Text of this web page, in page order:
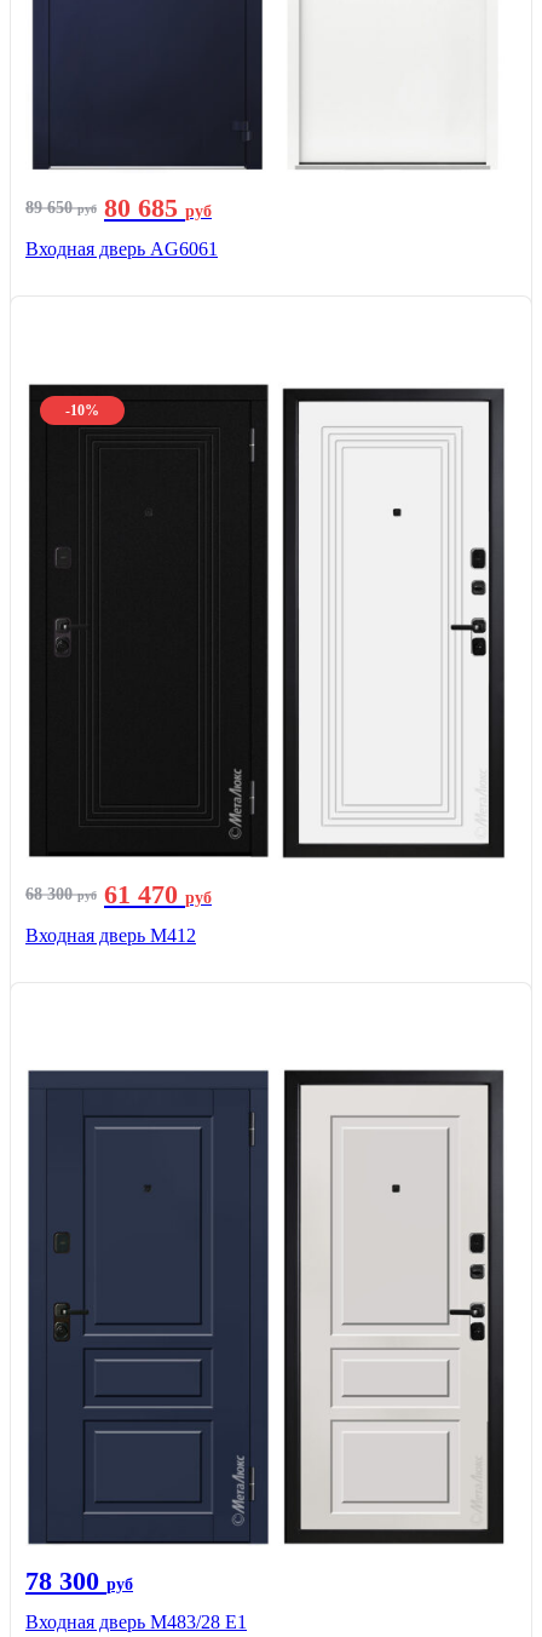
89 650руб 80 685 руб
Входная дверь AG6061
-10%
68 300руб 61 470 руб
Входная дверь М412
78 300 руб
Входная дверь М483/28 Е1